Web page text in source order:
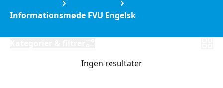
Informationsmøde FVU Engelsk
Ingen resultater